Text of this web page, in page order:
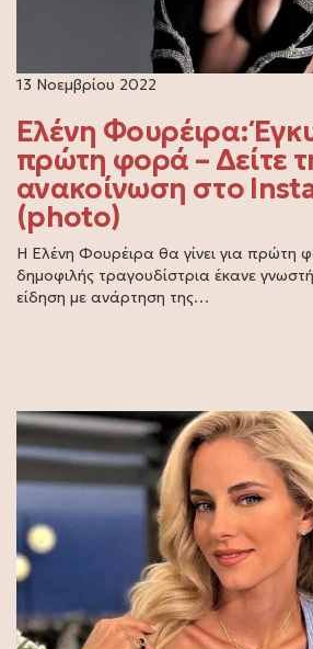
13 Νοεμβρίου 2022
Ελένη Φουρέιρα:
πρώτη φορά – Δείτε
ανακοίνωση στο
(photo)
Η Ελένη Φουρέιρα θα γίνει για πρώτη
δημοφιλής τραγουδίστρια έκανε
είδηση με ανάρτηση της…